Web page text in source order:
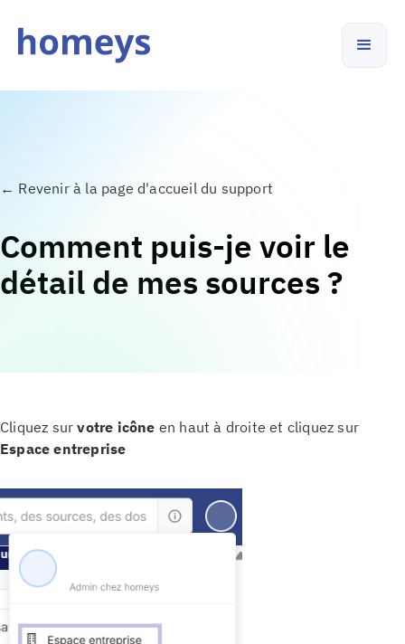
← Revenir à la page d'accueil du support
Comment puis-je voir le
détail de mes sources ?
Cliquez survotre icône en haut à droite et cliquez sur
Espace entreprise